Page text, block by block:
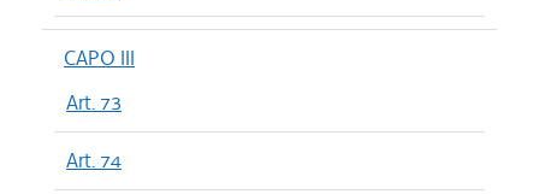
CAPO III
Art. 73
Art. 74